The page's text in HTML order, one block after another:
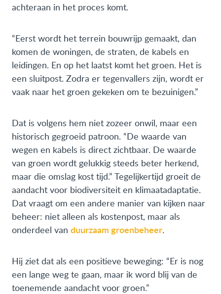
achteraan in het proces komt.
“Eerst wordt het terrein bouwrijp gemaakt, dan
komen de woningen, de straten, de kabels en
leidingen. En op het laatst komt het groen. Het is
een sluitpost. Zodra er tegenvallers zijn, wordt er
vaak naar het groen gekeken om te bezuinigen.”
Dat is volgens hem niet zozeer onwil, maar een
historisch gegroeid patroon. “De waarde van
wegen en kabels is direct zichtbaar. De waarde
van groen wordt gelukkig steeds beter herkend,
maar die omslag kost tijd.” Tegelijkertijd groeit de
aandacht voor biodiversiteit en klimaatadaptatie.
Dat vraagt om een andere manier van kijken naar
beheer: niet alleen als kostenpost, maar als
onderdeel van duurzaam groenbeheer.
Hij ziet dat als een positieve beweging: “Er is nog
een lange weg te gaan, maar ik word blij van de
toenemende aandacht voor groen.”